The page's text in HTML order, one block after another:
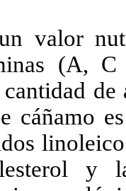
valor
(A,
cáñamo
y